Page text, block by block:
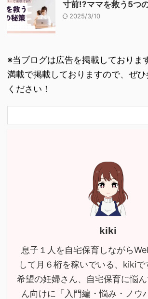
寸前!?ママを救う5つ
2025/3/10
※当ブログは広告を掲載しておりま
満載で掲載しておりますので、ぜ
ください！
kiki
息子１人を自宅保育しながら
して月６桁を稼いでいる、kiki
希望の妊婦さん、自宅保育に悩
ん向けに「入門編・悩み・ノウ